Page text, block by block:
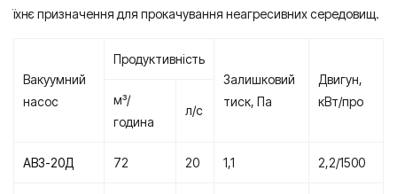
їхнє призначення для прокачування неагресивних середовищ.
Вакуумний
насос
Продуктивність
Залишковий
тиск, Па
Двигун,
кВт/про
м³/
година
л/с
АВЗ-20Д 72 20 1,1 2,2/1500